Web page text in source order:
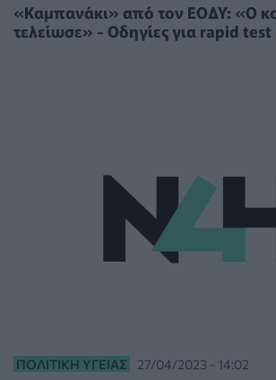
«Καμπανάκι» από τον ΕΟΔΥ: «Ο
τελείωσε» - Οδηγίες για rapid test
ΠΟΛΙΤΙΚΉ ΥΓΕΊΑΣ 27/04/2023 - 14:02